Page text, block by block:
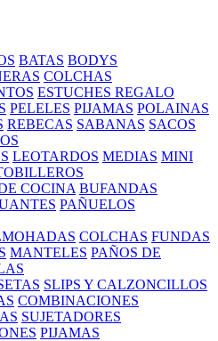
BATAS BODYS
COLCHAS
ESTUCHES REGALO
PELELES PIJAMAS POLAINAS
REBECAS SABANAS SACOS
LEOTARDOS MEDIAS MINI
COCINA BUFANDAS
PAÑUELOS
COLCHAS FUNDAS
MANTELES PAÑOS DE
SLIPS Y CALZONCILLOS
COMBINACIONES
SUJETADORES
PIJAMAS